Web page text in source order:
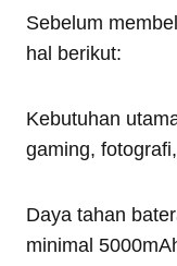
Sebelum
hal berikut:
Kebutuhan
gaming,
Daya tahan
minimal